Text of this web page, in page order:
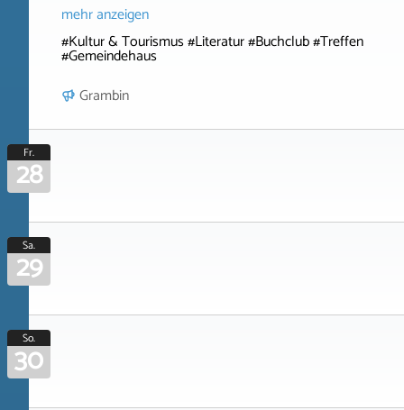
mehr anzeigen
#Kultur & Tourismus #Literatur #Buchclub #Treffen
#Gemeindehaus
Grambin
Fr.
28
Sa.
29
So.
30